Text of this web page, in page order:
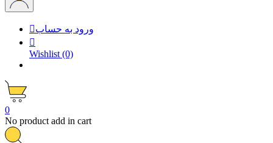
ورود به حساب

Wishlist (0)
0
No product add in cart